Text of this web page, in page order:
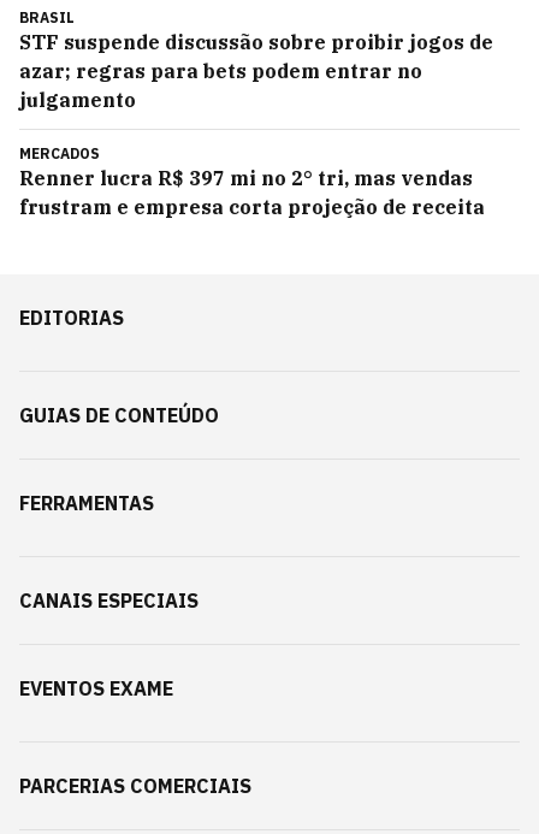
BRASIL
STF suspende discussão sobre proibir jogos de
azar; regras para bets podem entrar no
julgamento
MERCADOS
Renner lucra R$ 397 mi no 2° tri, mas vendas
frustram e empresa corta projeção de receita
EDITORIAS
GUIAS DE CONTEÚDO
FERRAMENTAS
CANAIS ESPECIAIS
EVENTOS EXAME
PARCERIAS COMERCIAIS